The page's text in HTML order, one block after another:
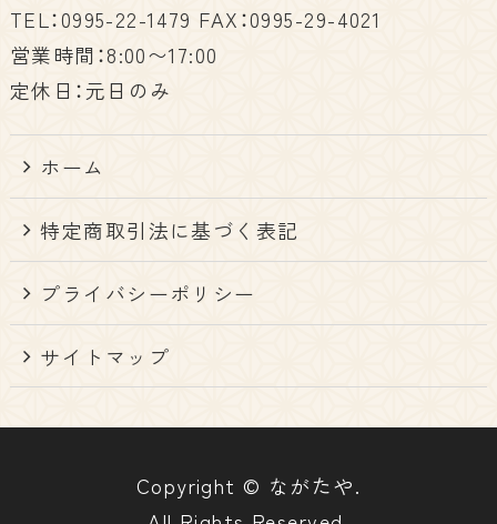
TEL：0995-22-1479 FAX：0995-29-4021
営業時間：8:00〜17:00
定休日：元日のみ
ホーム
特定商取引法に基づく表記
プライバシーポリシー
サイトマップ
Copyright © ながたや.